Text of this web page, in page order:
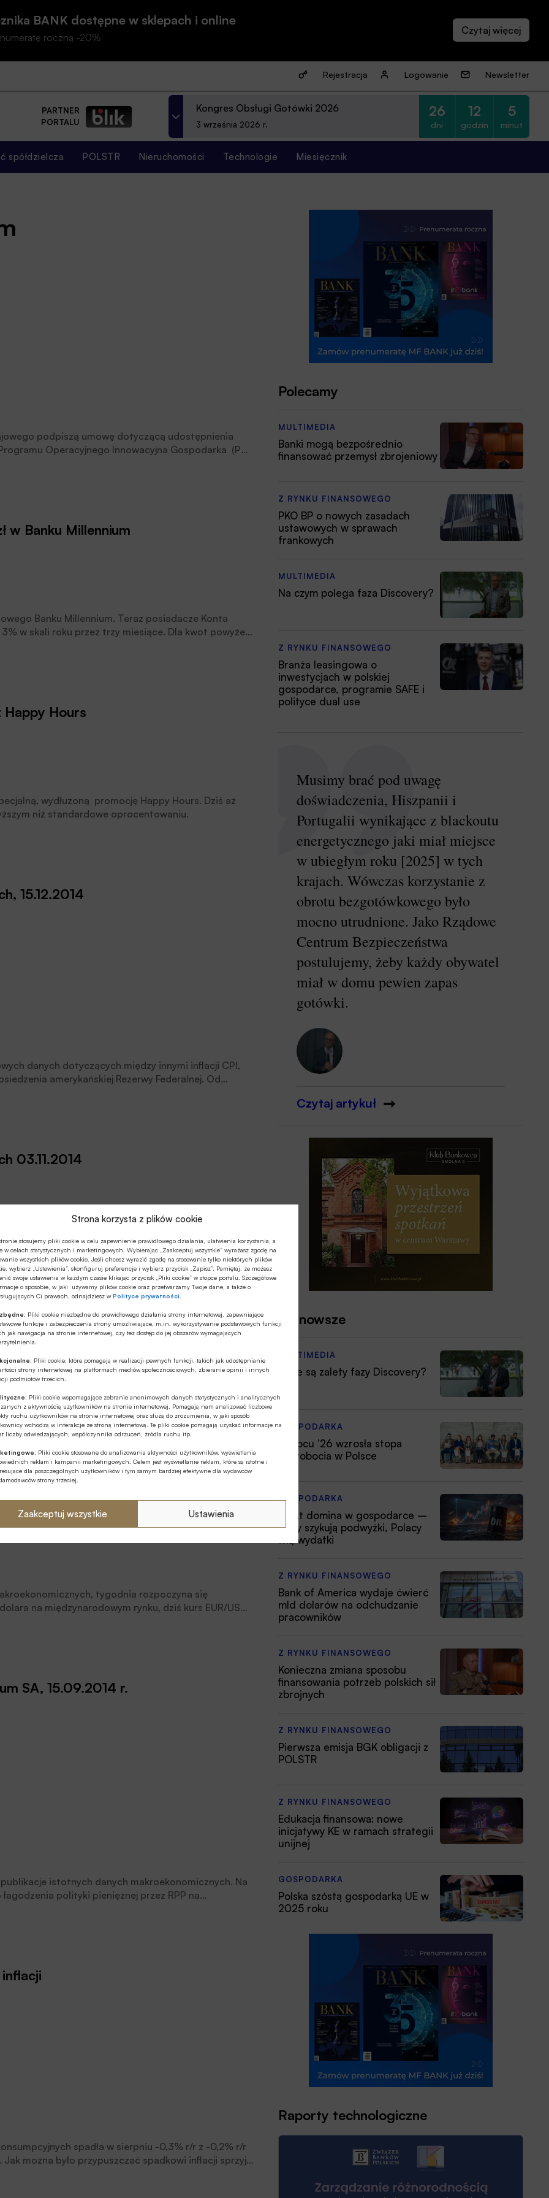
Strona korzysta z plików cookie
stosujemy pliki cookie w celu zapewnienie prawidłowego działania, ułatwienia korzystania, a
w celach statystycznych i marketingowych. Wybierając „Zaakceptuj wszystkie” wyrażasz zgodę na
wszystkich plików cookie. Jeśli chcesz wyrazić zgodę na stosowanie tylko niektórych plików
wybierz „Ustawienia”, skonfiguruj preferencje i wybierz przycisk „Zapisz”. Pamiętaj, że możesz
swoje ustawienia w każdym czasie klikając przycisk „Pliki cookie” w stopce portalu. Szczegółowe
o sposobie, w jaki używamy plików cookie oraz przetwarzamy Twoje dane, a także o
Ci prawach, odnajdziesz wPolityce prywatności
Pliki cookie niezbędne do prawidłowego działania strony internetowej, zapewniające
funkcje i zabezpieczenia strony umożliwiające, m.in. wykorzystywanie podstawowych funkcji
jak nawigacja na stronie internetowej, czy tez dostęp do jej obszarów wymagających
Pliki cookie, które pomagają w realizacji pewnych funkcji, takich jak udostępnianie
strony internetowej na platformach mediów społecznościowych, zbieranie opinii i innych
podmiotów trzecich.
Pliki cookie wspomagające zebranie anonimowych danych statystycznych i analitycznych
z aktywnością użytkowników na stronie internetowej. Pomagają nam analizować liczbowe
ruchu użytkowników na stronie internetowej oraz służą do zrozumienia, w jaki sposób
wchodzą w interakcje ze stroną internetową. Te pliki cookie pomagają uzyskać informacje na
liczby odwiedzających, współczynnika odrzuceń, źródła ruchu itp.
Pliki cookie stosowane do analizowania aktywności użytkowników, wyświetlania
reklam i kampanii marketingowych. Celem jest wyświetlanie reklam, które są istotne i
dla poszczególnych użytkowników i tym samym bardziej efektywne dla wydawców
strony trzeciej.
Zaakceptuj wszystkie Ustawienia
BANK dostępne w sklepach i online
roczną -20%
Rejestracja Logowanie Newsletter
PARTNER
PORTALU
Kongres Obsługi Gotówki 2026
3 września 2026 r.
26
dni
12
godzin
5
minut
spółdzielcza POLSTR Nieruchomości Technologie Miesięcznik
podpiszą umowę dotyczącą udostępnienia
Operacyjnego Innowacyjna Gospodarka (PO
w Banku Millennium
Banku Millennium. Teraz posiadacze Konta
w skali roku przez trzy miesiące. Dla kwot powyżej
Happy Hours
wydłużoną promocję Happy Hours. Dziś aż
niż standardowe oprocentowaniu.
15.12.2014
danych dotyczących między innymi inflacji CPI,
amerykańskiej Rezerwy Federalnej. Od
03.11.2014
na wynik posiedzenia RPP, które według
W naszej ocenie skala obniżki będzie
ewentualna 25 bps obniżka kosztu pieniądza może
do korekcyjnej przeceny SPW.
tygodnia rozpoczyna się
na międzynarodowym rynku, dziś kurs EUR/USD
SA, 15.09.2014 r.
istotnych danych makroekonomicznych. Na
polityki pieniężnej przez RPP na
spadła w sierpniu -0,3% r/r z -0,2% r/r
można było przypuszczać spadkowi inflacji sprzyja
Polecamy
MULTIMEDIA
Banki mogą bezpośrednio
finansować przemysł zbrojeniowy
Z RYNKU FINANSOWEGO
PKO BP o nowych zasadach
ustawowych w sprawach
frankowych
MULTIMEDIA
Na czym polega faza Discovery?
Z RYNKU FINANSOWEGO
Branża leasingowa o
inwestycjach w polskiej
gospodarce, programie SAFE i
polityce dual use
Musimy brać pod uwagę
doświadczenia, Hiszpanii i
Portugalii wynikające z blackoutu
energetycznego jaki miał miejsce
w ubiegłym roku [2025] w tych
krajach. Wówczas korzystanie z
obrotu bezgotówkowego było
mocno utrudnione. Jako Rządowe
Centrum Bezpieczeństwa
postulujemy, żeby każdy obywatel
miał w domu pewien zapas
gotówki.
Czytaj artykuł
Najnowsze
MULTIMEDIA
Jakie są zalety fazy Discovery?
GOSPODARKA
W lipcu ’26 wzrosła stopa
bezrobocia w Polsce
GOSPODARKA
Efekt domina w gospodarce –
firmy szykują podwyżki, Polacy
tną wydatki
Z RYNKU FINANSOWEGO
Bank of America wydaje ćwierć
mld dolarów na odchudzanie
pracowników
Z RYNKU FINANSOWEGO
Konieczna zmiana sposobu
finansowania potrzeb polskich sił
zbrojnych
Z RYNKU FINANSOWEGO
Pierwsza emisja BGK obligacji z
POLSTR
Z RYNKU FINANSOWEGO
Edukacja finansowa: nowe
inicjatywy KE w ramach strategii
unijnej
GOSPODARKA
Polska szóstą gospodarką UE w
2025 roku
Raporty technologiczne